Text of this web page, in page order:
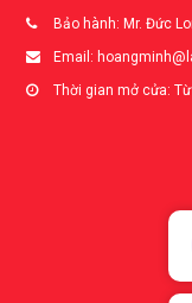
Bảo hành: Mr. Đức
Email:
Thời gian mở cửa: